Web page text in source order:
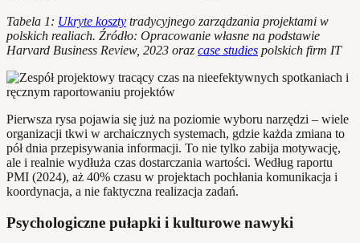
Tabela 1: Ukryte koszty tradycyjnego zarządzania projektami w
polskich realiach. Źródło: Opracowanie własne na podstawie
Harvard Business Review, 2023 oraz case studies polskich firm IT
Pierwsza rysa pojawia się już na poziomie wyboru narzędzi – wiele
organizacji tkwi w archaicznych systemach, gdzie każda zmiana to
pół dnia przepisywania informacji. To nie tylko zabija motywację,
ale i realnie wydłuża czas dostarczania wartości. Według raportu
PMI (2024), aż 40% czasu w projektach pochłania komunikacja i
koordynacja, a nie faktyczna realizacja zadań.
Psychologiczne pułapki i kulturowe nawyki